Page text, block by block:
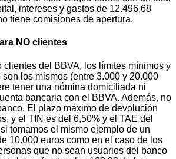
intereses y gastos de 12.496,68
tiene comisiones de apertura.
NO clientes
clientes del BBVA, los límites mínimos y
los mismos (entre 3.000 y 20.000
tener una nómina domiciliada ni
bancaria con el BBVA. Además, no
El plazo máximo de devolución
y el TIN es del 6,50% y el TAE del
tomamos el mismo ejemplo de un
10.000 euros como en el caso de los
que no sean usuarios del banco